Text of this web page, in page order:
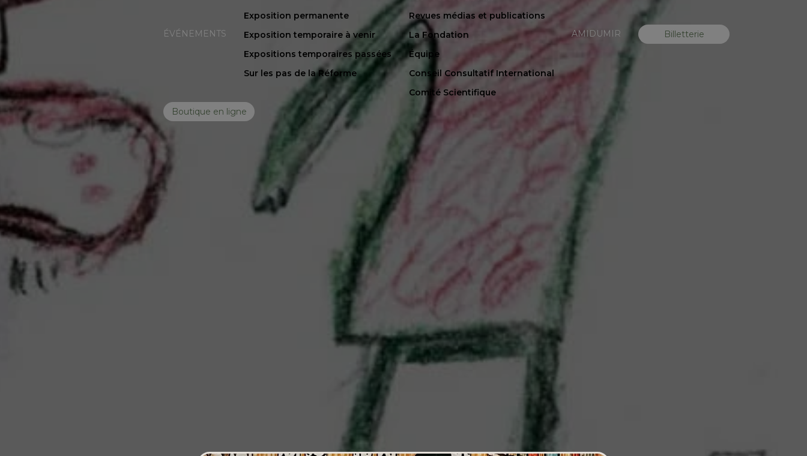
ÉVÉNEMENTS
Exposition permanente
Exposition temporaire à venir
Expositions temporaires passées
Sur les pas de la Réforme
Revues médias et publications
La Fondation
Équipe
Conseil Consultatif International
Comité Scientifique
AMIDUMIR Billetterie
Boutique en ligne